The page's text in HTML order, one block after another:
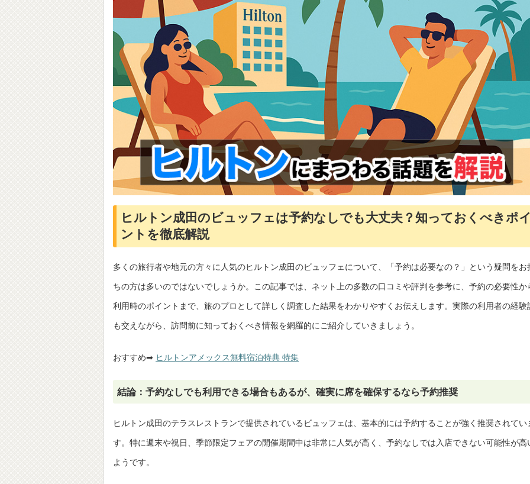
ヒルトン成田のビュッフェは予約なしでも大丈夫？知っておくべきポ
ントを徹底解説
多くの旅行者や地元の方々に人気のヒルトン成田のビュッフェについて、「予約は必要なの？」という疑問をお
ちの方は多いのではないでしょうか。この記事では、ネット上の多数の口コミや評判を参考に、予約の必要性か
利用時のポイントまで、旅のプロとして詳しく調査した結果をわかりやすくお伝えします。実際の利用者の経験
も交えながら、訪問前に知っておくべき情報を網羅的にご紹介していきましょう。
おすすめ➡ ヒルトンアメックス無料宿泊特典 特集
結論：予約なしでも利用できる場合もあるが、確実に席を確保するなら予約推奨
ヒルトン成田のテラスレストランで提供されているビュッフェは、基本的には予約することが強く推奨されてい
す。特に週末や祝日、季節限定フェアの開催期間中は非常に人気が高く、予約なしでは入店できない可能性が高
ようです。